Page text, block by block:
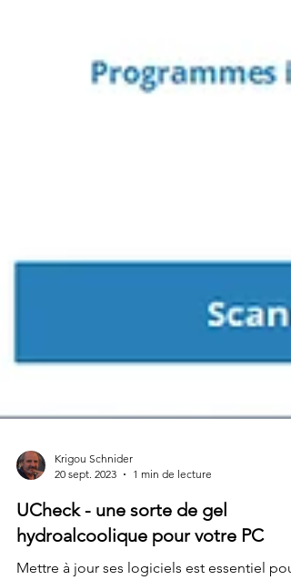
Krigou Schnider
20 sept. 2023
1 min de lecture
UCheck - une sorte de gel